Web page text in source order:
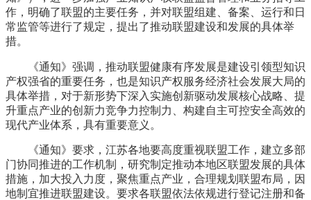
作，明确了联盟的主要任务，并对联盟组建、备案、运行和日
常监管等进行了规定，提出了推动联盟建设和发展的具体举
措。
《通知》强调，推动联盟健康有序发展是建设引领型知识
产权强省的重要任务，也是知识产权服务经济社会发展大局的
具体举措，对于新形势下深入实施创新驱动发展核心战略、提
升重点产业的创新力竞争力控制力、构建自主可控安全高效的
现代产业体系，具有重要意义。
《通知》要求，江苏各地要高度重视联盟工作，建立多部
门协同推进的工作机制，研究制定推动本地区联盟发展的具体
措施，加大投入力度，聚焦重点产业，合理规划联盟布局，因
地制宜推进联盟建设。要求各联盟依法依规进行登记注册和备